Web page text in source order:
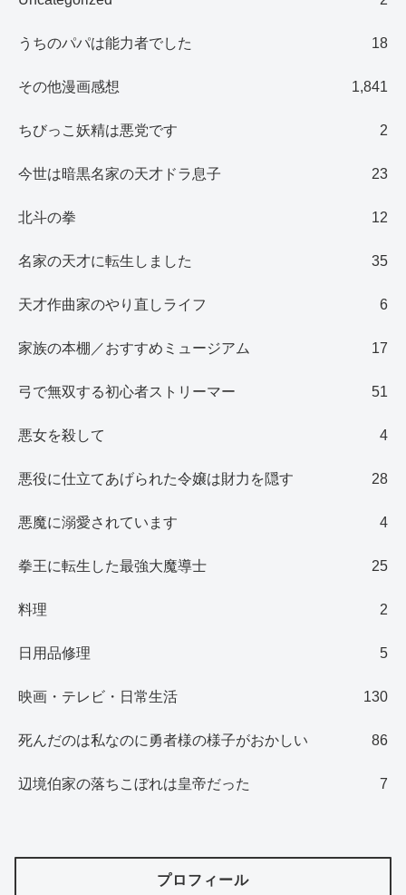
うちのパパは能力者でした 18
その他漫画感想 1,841
ちびっこ妖精は悪党です 2
今世は暗黒名家の天才ドラ息子 23
北斗の拳 12
名家の天才に転生しました 35
天才作曲家のやり直しライフ 6
家族の本棚／おすすめミュージアム 17
弓で無双する初心者ストリーマー 51
悪女を殺して 4
悪役に仕立てあげられた令嬢は財力を隠す 28
悪魔に溺愛されています 4
拳王に転生した最強大魔導士 25
料理 2
日用品修理 5
映画・テレビ・日常生活 130
死んだのは私なのに勇者様の様子がおかしい 86
辺境伯家の落ちこぼれは皇帝だった 7
プロフィール